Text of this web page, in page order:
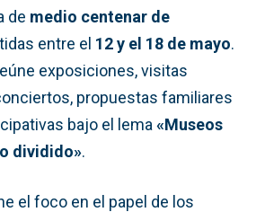
de medio centenar de
entre el 12 y el 18 de mayo.
exposiciones, visitas
propuestas familiares
bajo el lema «Museos
dividido».
el foco en el papel de los